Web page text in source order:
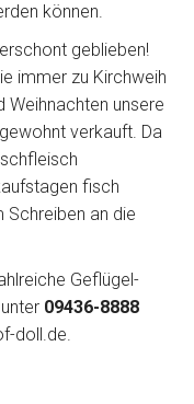
können.
geblieben!
immer zu Kirchweih
Weihnachten unsere
verkauft. Da
fisch
Schreiben an die
Geflügel-
09436-8888
doll.de.